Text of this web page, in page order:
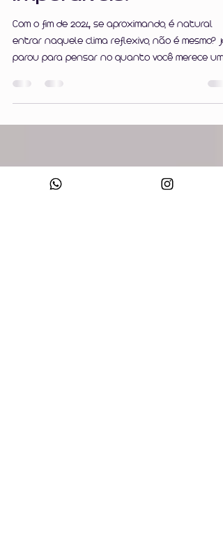
Wonder Size com
preços promocionais
imperdíveis!
parou para pensar no quanto você merece um...